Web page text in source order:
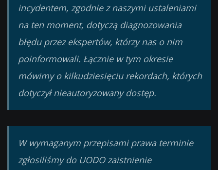
incydentem, zgodnie z naszymi ustaleniami
na ten moment, dotyczą diagnozowania
błędu przez ekspertów, którzy nas o nim
poinformowali. Łącznie w tym okresie
mówimy o kilkudziesięciu rekordach, których
dotyczył nieautoryzowany dostęp.
W wymaganym przepisami prawa terminie
zgłosiliśmy do UODO zaistnienie